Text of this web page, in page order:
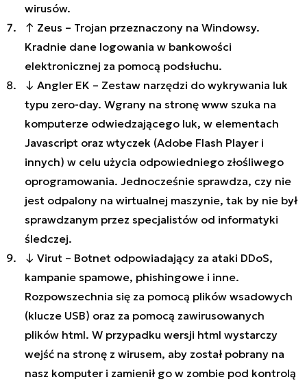
wirusów.
↑ Zeus – Trojan przeznaczony na Windowsy.
Kradnie dane logowania w bankowości
elektronicznej za pomocą podsłuchu.
↓ Angler EK – Zestaw narzędzi do wykrywania luk
typu zero-day. Wgrany na stronę www szuka na
komputerze odwiedzającego luk, w elementach
Javascript oraz wtyczek (Adobe Flash Player i
innych) w celu użycia odpowiedniego złośliwego
oprogramowania. Jednocześnie sprawdza, czy nie
jest odpalony na wirtualnej maszynie, tak by nie był
sprawdzanym przez specjalistów od informatyki
śledczej.
↓ Virut – Botnet odpowiadający za ataki DDoS,
kampanie spamowe, phishingowe i inne.
Rozpowszechnia się za pomocą plików wsadowych
(klucze USB) oraz za pomocą zawirusowanych
plików html. W przypadku wersji html wystarczy
wejść na stronę z wirusem, aby został pobrany na
nasz komputer i zamienił go w zombie pod kontrolą